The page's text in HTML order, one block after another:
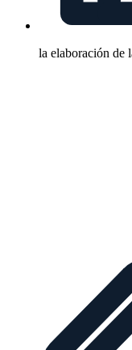
la elaboración de